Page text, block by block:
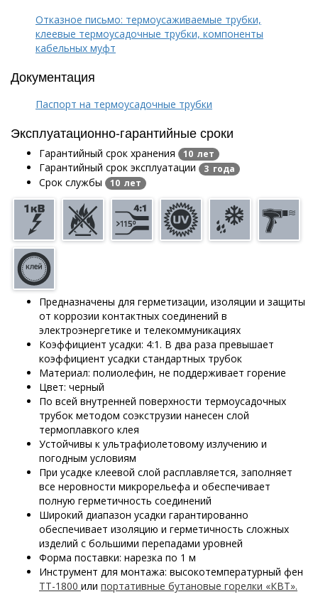
Отказное письмо: термоусаживаемые трубки,
клеевые термоусадочные трубки, компоненты
кабельных муфт
Документация
Паспорт на термоусадочные трубки
Эксплуатационно-гарантийные сроки
Гарантийный срок хранения 10 лет
Гарантийный срок эксплуатации 3 года
Срок службы 10 лет
Предназначены для герметизации, изоляции и защиты
от коррозии контактных соединений в
электроэнергетике и телекоммуникациях
Коэффициент усадки: 4:1. В два раза превышает
коэффициент усадки стандартных трубок
Материал: полиолефин, не поддерживает горение
Цвет: черный
По всей внутренней поверхности термоусадочных
трубок методом соэкструзии нанесен слой
термоплавкого клея
Устойчивы к ультрафиолетовому излучению и
погодным условиям
При усадке клеевой слой расплавляется, заполняет
все неровности микрорельефа и обеспечивает
полную герметичность соединений
Широкий диапазон усадки гарантированно
обеспечивает изоляцию и герметичность сложных
изделий с большими перепадами уровней
Форма поставки: нарезка по 1 м
Инструмент для монтажа: высокотемпературный фен
ТТ-1800 или портативные бутановые горелки «КВТ».